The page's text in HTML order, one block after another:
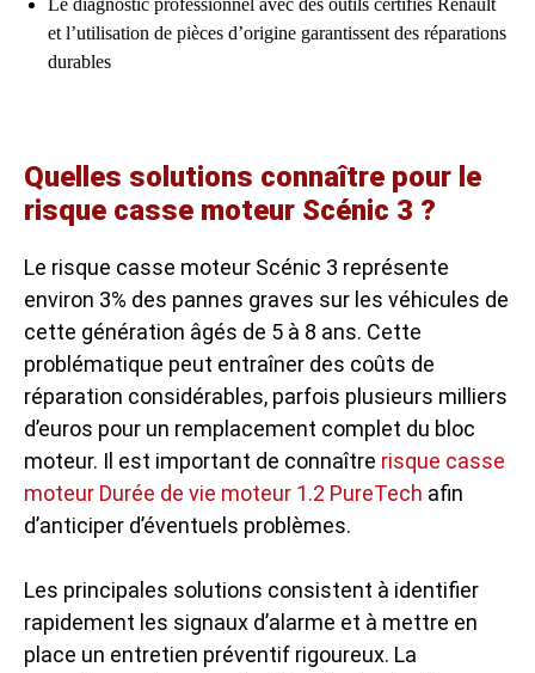
Le diagnostic professionnel avec des outils certifiés Renault
et l’utilisation de pièces d’origine garantissent des réparations
durables
Quelles solutions connaître pour le
risque casse moteur Scénic 3 ?
Le risque casse moteur Scénic 3 représente
environ 3% des pannes graves sur les véhicules de
cette génération âgés de 5 à 8 ans. Cette
problématique peut entraîner des coûts de
réparation considérables, parfois plusieurs milliers
d’euros pour un remplacement complet du bloc
moteur. Il est important de connaître risque casse
moteur Durée de vie moteur 1.2 PureTech afin
d’anticiper d’éventuels problèmes.
Les principales solutions consistent à identifier
rapidement les signaux d’alarme et à mettre en
place un entretien préventif rigoureux. La